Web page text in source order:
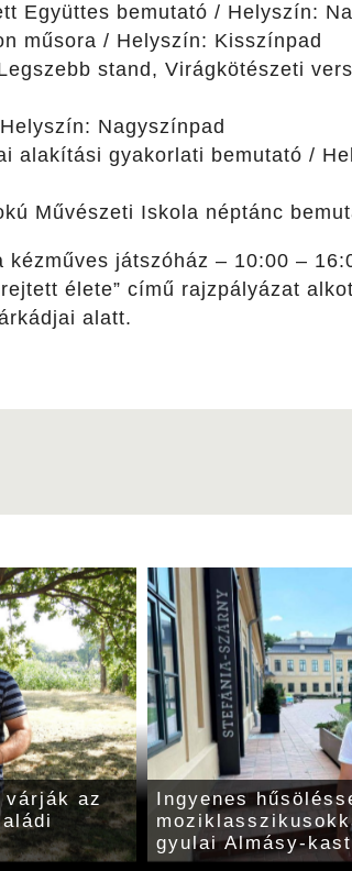
Együttes bemutató / Helyszín:
műsora / Helyszín: Kisszínpad
stand, Virágkötészeti
Nagyszínpad
alakítási gyakorlati bemutató /
Művészeti Iskola néptánc
kézműves játszóház – 10:00 –
élete” című rajzpályázat
alatt.
várják az
Ingyenes
gyulai Almásy-